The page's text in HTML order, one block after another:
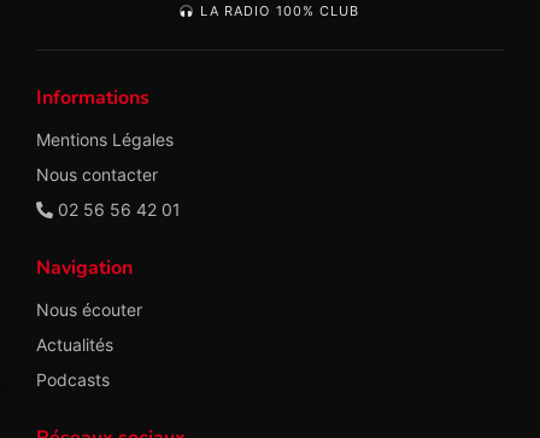
LA RADIO 100% CLUB
Informations
Mentions Légales
Nous contacter
02 56 56 42 01
Navigation
Nous écouter
Actualités
Podcasts